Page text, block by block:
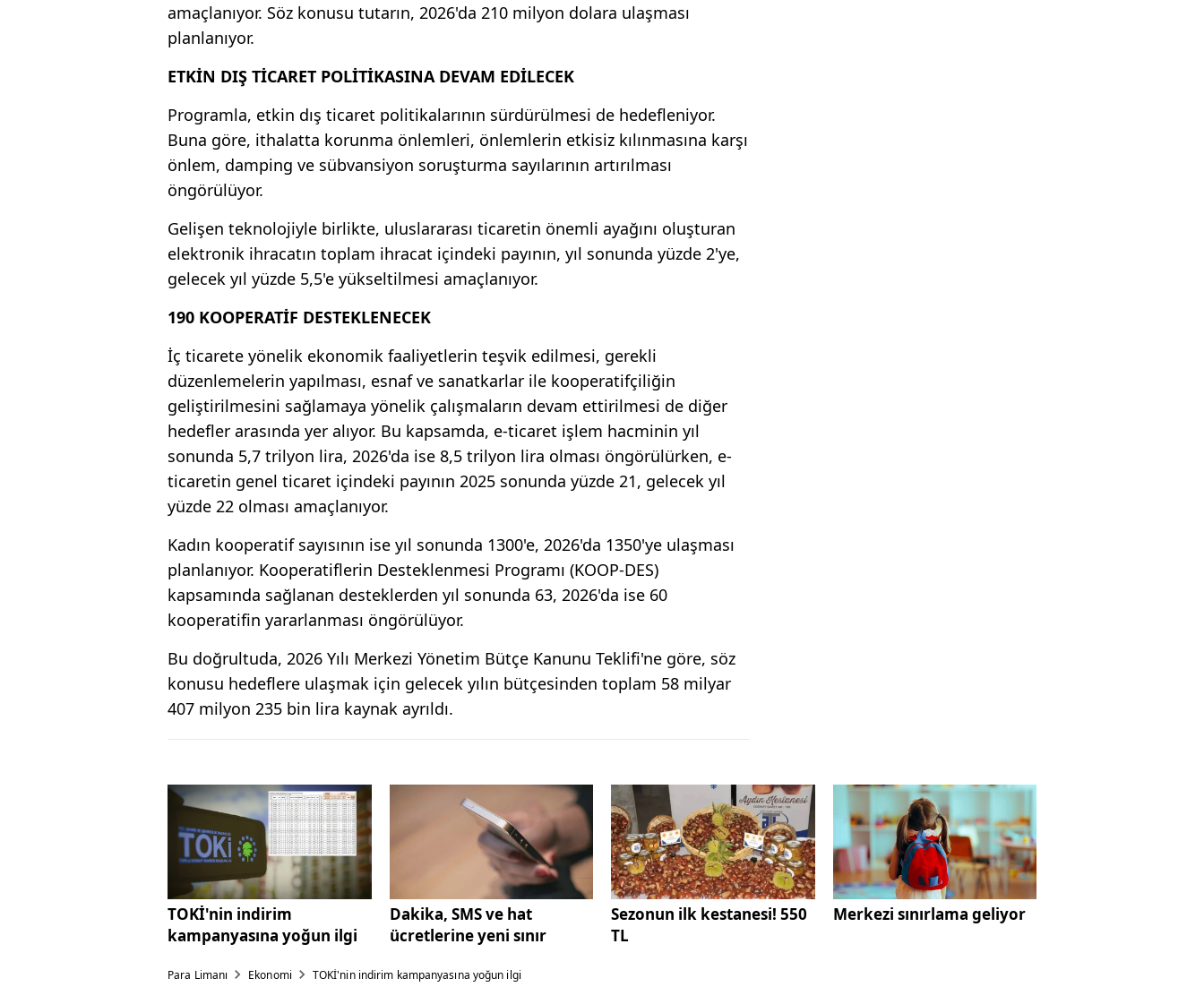
amaçlanıyor. Söz konusu tutarın, 2026'da 210 milyon dolara ulaşması
planlanıyor.
ETKİN DIŞ TİCARET POLİTİKASINA DEVAM EDİLECEK
Programla, etkin dış ticaret politikalarının sürdürülmesi de hedefleniyor.
Buna göre, ithalatta korunma önlemleri, önlemlerin etkisiz kılınmasına karşı
önlem, damping ve sübvansiyon soruşturma sayılarının artırılması
öngörülüyor.
Gelişen teknolojiyle birlikte, uluslararası ticaretin önemli ayağını oluşturan
elektronik ihracatın toplam ihracat içindeki payının, yıl sonunda yüzde 2'ye,
gelecek yıl yüzde 5,5'e yükseltilmesi amaçlanıyor.
190 KOOPERATİF DESTEKLENECEK
İç ticarete yönelik ekonomik faaliyetlerin teşvik edilmesi, gerekli
düzenlemelerin yapılması, esnaf ve sanatkarlar ile kooperatifçiliğin
geliştirilmesini sağlamaya yönelik çalışmaların devam ettirilmesi de diğer
hedefler arasında yer alıyor. Bu kapsamda, e-ticaret işlem hacminin yıl
sonunda 5,7 trilyon lira, 2026'da ise 8,5 trilyon lira olması öngörülürken, e-
ticaretin genel ticaret içindeki payının 2025 sonunda yüzde 21, gelecek yıl
yüzde 22 olması amaçlanıyor.
Kadın kooperatif sayısının ise yıl sonunda 1300'e, 2026'da 1350'ye ulaşması
planlanıyor. Kooperatiflerin Desteklenmesi Programı (KOOP-DES)
kapsamında sağlanan desteklerden yıl sonunda 63, 2026'da ise 60
kooperatifin yararlanması öngörülüyor.
Bu doğrultuda, 2026 Yılı Merkezi Yönetim Bütçe Kanunu Teklifi'ne göre, söz
konusu hedeflere ulaşmak için gelecek yılın bütçesinden toplam 58 milyar
407 milyon 235 bin lira kaynak ayrıldı.
TOKİ'nin indirim
kampanyasına yoğun ilgi
Dakika, SMS ve hat
ücretlerine yeni sınır
Sezonun ilk kestanesi! 550
TL
Merkezi sınırlama geliyor
Para Limanı Ekonomi TOKİ'nin indirim kampanyasına yoğun ilgi